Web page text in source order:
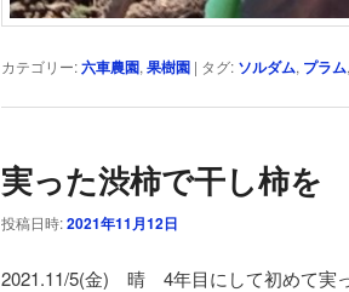
カテゴリー:六車農園, 果樹園 | タグ: ソルダム, プラム,
実った渋柿で干し柿を
投稿日時:2021年11月12日
2021.11/5(金) 晴 4年目にして初めて実